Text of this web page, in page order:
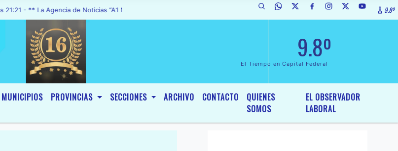
Agencia de Noticias “A1 Noticias”, fue declarada de Interés General y Legislativo, por Ordenanza Nº 6236/19 del HCD de9.8º
9.8º
El Tiempo en Capital Federal
MUNICIPIOS PROVINCIAS SECCIONES ARCHIVO CONTACTO
QUIENES
SOMOS
EL OBSERVADOR
LABORAL